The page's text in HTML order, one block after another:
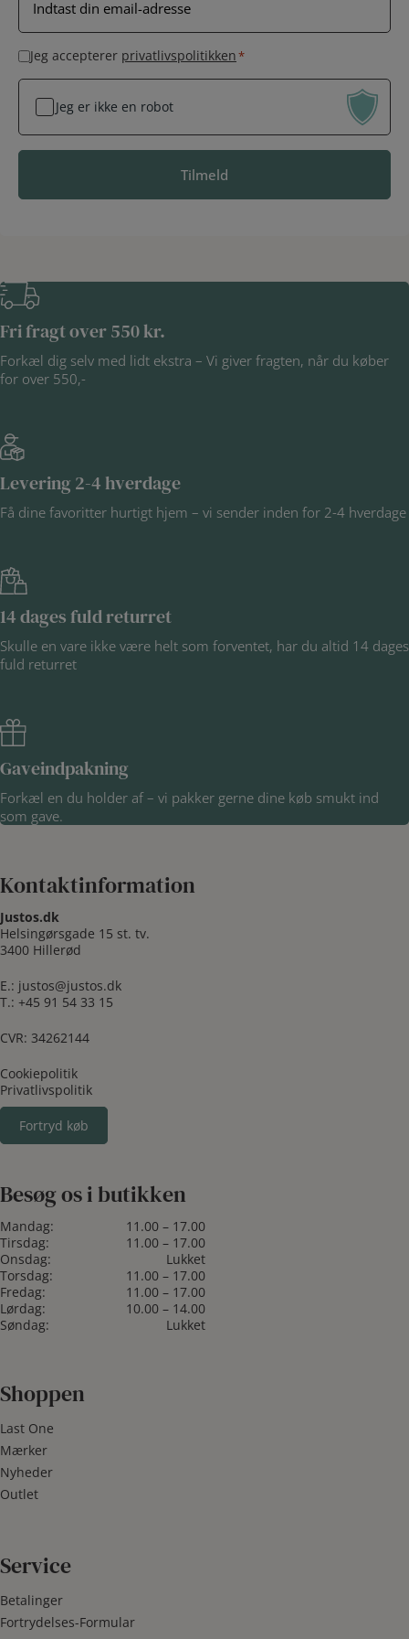
m
a
i
l
S
a
y
k
Jeg accepterer privatlivspolitikken*
Jeg er ikke en robot
Fri fragt over 550 kr.
Forkæl dig selv med lidt ekstra – Vi giver fragten, når du køber
for over 550,-
Levering 2-4 hverdage
Få dine favoritter hurtigt hjem – vi sender inden for 2-4 hverdage
14 dages fuld returret
Skulle en vare ikke være helt som forventet, har du altid 14 dages
fuld returret
Gaveindpakning
Forkæl en du holder af – vi pakker gerne dine køb smukt ind
som gave.
Kontaktinformation
Justos.dk
Helsingørsgade 15 st. tv.
3400 Hillerød
E.: justos@justos.dk
T.: +45 91 54 33 15
CVR: 34262144
Cookiepolitik
Privatlivspolitik
Fortryd køb
Besøg os i butikken
Mandag:
11.00 – 17.00
Tirsdag:
11.00 – 17.00
Onsdag:
Lukket
Torsdag:
11.00 – 17.00
Fredag:
11.00 – 17.00
Lørdag:
10.00 – 14.00
Søndag:
Lukket
Shoppen
Last One
Mærker
Nyheder
Outlet
Service
Betalinger
Fortrydelses-Formular